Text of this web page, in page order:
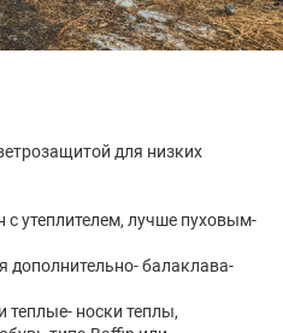
для низких
утеплителем, лучше пуховым-
дополнительно- балаклава-
теплые- носки теплы,